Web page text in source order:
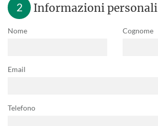
2 Informazioni personali
Nome Cognome
Email
Telefono